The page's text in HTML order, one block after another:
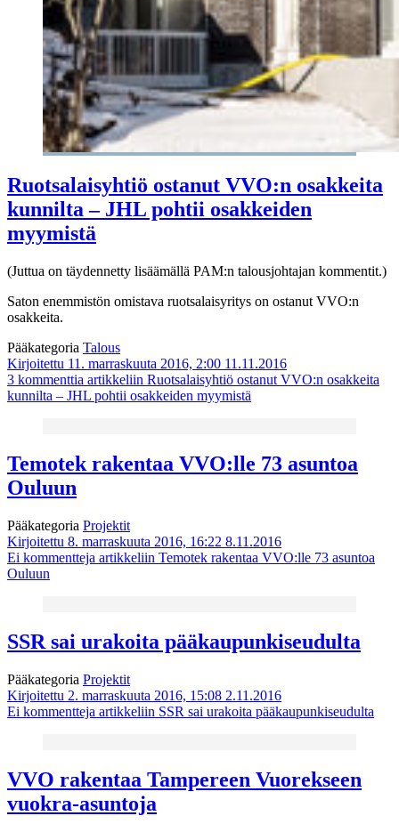
Ruotsalaisyhtiö ostanut VVO:n osakkeita
kunnilta – JHL pohtii osakkeiden
myymistä
(Juttua on täydennetty lisäämällä PAM:n talousjohtajan kommentit.)
Saton enemmistön omistava ruotsalaisyritys on ostanut VVO:n
osakkeita.
Pääkategoria Talous
Kirjoitettu 11. marraskuuta 2016, 2:00 11.11.2016
3 kommenttia artikkeliin Ruotsalaisyhtiö ostanut VVO:n osakkeita
kunnilta – JHL pohtii osakkeiden myymistä
Temotek rakentaa VVO:lle 73 asuntoa
Ouluun
Pääkategoria Projektit
Kirjoitettu 8. marraskuuta 2016, 16:22 8.11.2016
Ei kommentteja artikkeliin Temotek rakentaa VVO:lle 73 asuntoa
Ouluun
SSR sai urakoita pääkaupunkiseudulta
Pääkategoria Projektit
Kirjoitettu 2. marraskuuta 2016, 15:08 2.11.2016
Ei kommentteja artikkeliin SSR sai urakoita pääkaupunkiseudulta
VVO rakentaa Tampereen Vuorekseen
vuokra-asuntoja